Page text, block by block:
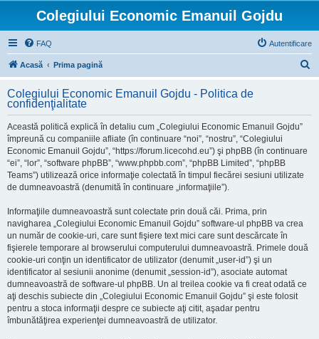
Colegiului Economic Emanuil Gojdu
FAQ Autentificare
Acasă Prima pagină
t
Colegiului Economic Emanuil Gojdu - Politica de
confidenţialitate
Această politică explică în detaliu cum „Colegiului Economic Emanuil Gojdu”
împreună cu companiile afliate (în continuare “noi”, “nostru”, “Colegiului
Economic Emanuil Gojdu”, “https://forum.licecohd.eu”) şi phpBB (în continuare
“ei”, “lor”, “software phpBB”, “www.phpbb.com”, “phpBB Limited”, “phpBB
Teams”) utilizează orice informaţie colectată în timpul fiecărei sesiuni utilizate
de dumneavoastră (denumită în continuare „informaţiile”).
Informaţiile dumneavoastră sunt colectate prin două căi. Prima, prin
navigharea „Colegiului Economic Emanuil Gojdu” software-ul phpBB va crea
un număr de cookie-uri, care sunt fişiere text mici care sunt descărcate în
fişierele temporare al browserului computerului dumneavoastră. Primele două
cookie-uri conţin un identificator de utilizator (denumit „user-id”) şi un
identificator al sesiunii anonime (denumit „session-id”), asociate automat
dumneavoastră de software-ul phpBB. Un al treilea cookie va fi creat odată ce
aţi deschis subiecte din „Colegiului Economic Emanuil Gojdu” şi este folosit
pentru a stoca informaţii despre ce subiecte aţi citit, aşadar pentru
îmbunătăţirea experienţei dumneavoastră de utilizator.